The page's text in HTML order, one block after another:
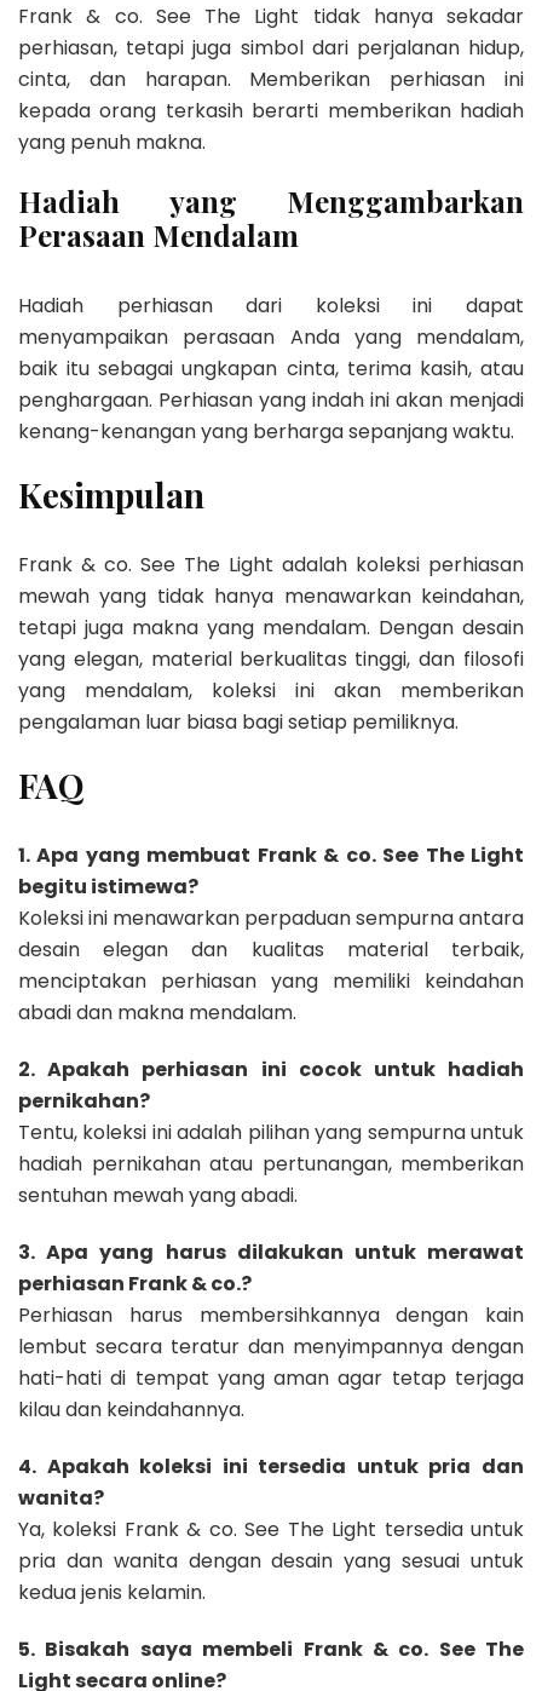
Frank & co. See The Light tidak hanya sekadar
perhiasan, tetapi juga simbol dari perjalanan hidup,
cinta, dan harapan. Memberikan perhiasan ini
kepada orang terkasih berarti memberikan hadiah
yang penuh makna.
Hadiah yang Menggambarkan
Perasaan Mendalam
Hadiah perhiasan dari koleksi ini dapat
menyampaikan perasaan Anda yang mendalam,
baik itu sebagai ungkapan cinta, terima kasih, atau
penghargaan. Perhiasan yang indah ini akan menjadi
kenang-kenangan yang berharga sepanjang waktu.
Kesimpulan
Frank & co. See The Light adalah koleksi perhiasan
mewah yang tidak hanya menawarkan keindahan,
tetapi juga makna yang mendalam. Dengan desain
yang elegan, material berkualitas tinggi, dan filosofi
yang mendalam, koleksi ini akan memberikan
pengalaman luar biasa bagi setiap pemiliknya.
FAQ
1. Apa yang membuat Frank & co. See The Light
begitu istimewa?
Koleksi ini menawarkan perpaduan sempurna antara
desain elegan dan kualitas material terbaik,
menciptakan perhiasan yang memiliki keindahan
abadi dan makna mendalam.
2. Apakah perhiasan ini cocok untuk hadiah
pernikahan?
Tentu, koleksi ini adalah pilihan yang sempurna untuk
hadiah pernikahan atau pertunangan, memberikan
sentuhan mewah yang abadi.
3. Apa yang harus dilakukan untuk merawat
perhiasan Frank & co.?
Perhiasan harus membersihkannya dengan kain
lembut secara teratur dan menyimpannya dengan
hati-hati di tempat yang aman agar tetap terjaga
kilau dan keindahannya.
4. Apakah koleksi ini tersedia untuk pria dan
wanita?
Ya, koleksi Frank & co. See The Light tersedia untuk
pria dan wanita dengan desain yang sesuai untuk
kedua jenis kelamin.
5. Bisakah saya membeli Frank & co. See The
Light secara online?